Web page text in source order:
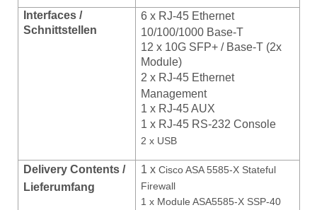
Interfaces /
Schnittstellen
6 x RJ-45 Ethernet
10/100/1000 Base-T
12 x 10G SFP+ / Base-T (2x
Module)
2 x RJ-45 Ethernet
Management
1 x RJ-45 AUX
1 x RJ-45 RS-232 Console
2 x USB
Delivery Contents /
Lieferumfang
1 x Cisco ASA 5585-X Stateful
Firewall
1 x Module ASA5585-X SSP-40